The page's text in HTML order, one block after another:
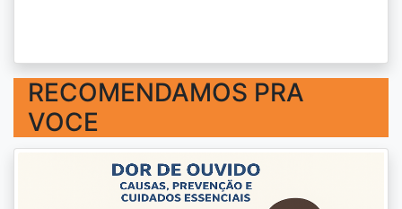
RECOMENDAMOS PRA
VOCE